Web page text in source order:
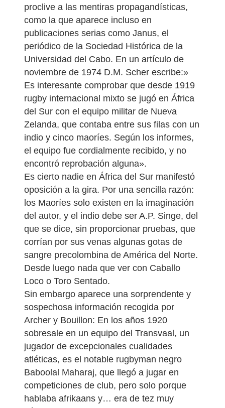
proclive a las mentiras propagandísticas,
como la que aparece incluso en
publicaciones serias como Janus, el
periódico de la Sociedad Histórica de la
Universidad del Cabo. En un artículo de
noviembre de 1974 D.M. Scher escribe:»
Es interesante comprobar que desde 1919
rugby internacional mixto se jugó en África
del Sur con el equipo militar de Nueva
Zelanda, que contaba entre sus filas con un
indio y cinco maoríes. Según los informes,
el equipo fue cordialmente recibido, y no
encontró reprobación alguna».
Es cierto nadie en África del Sur manifestó
oposición a la gira. Por una sencilla razón:
los Maoríes solo existen en la imaginación
del autor, y el indio debe ser A.P. Singe, del
que se dice, sin proporcionar pruebas, que
corrían por sus venas algunas gotas de
sangre precolombina de América del Norte.
Desde luego nada que ver con Caballo
Loco o Toro Sentado.
Sin embargo aparece una sorprendente y
sospechosa información recogida por
Archer y Bouillon: En los años 1920
sobresale en un equipo del Transvaal, un
jugador de excepcionales cualidades
atléticas, es el notable rugbyman negro
Baboolal Maharaj, que llegó a jugar en
competiciones de club, pero solo porque
hablaba afrikaans y… era de tez muy